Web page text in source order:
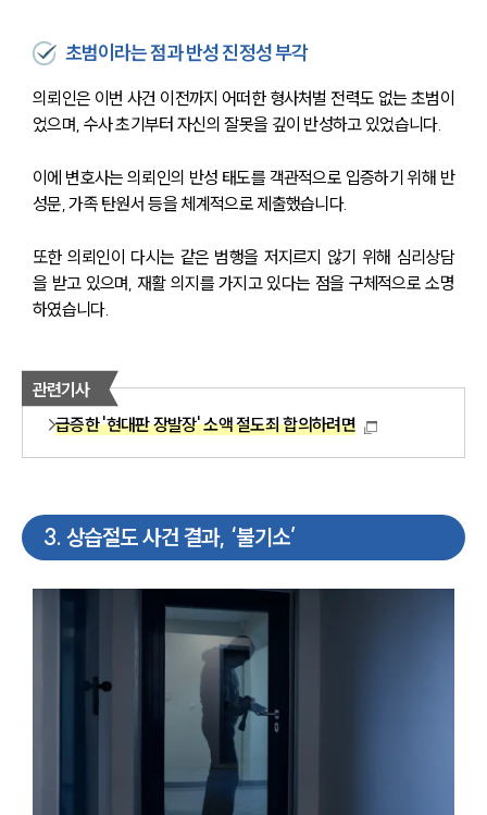
초범이라는 점과 반성 진정성 부각
의뢰인은 이번 사건 이전까지 어떠한 형사처벌 전력도 없는 초범이
었으며, 수사 초기부터 자신의 잘못을 깊이 반성하고 있었습니다.
이에 변호사는 의뢰인의 반성 태도를 객관적으로 입증하기 위해 반
성문, 가족 탄원서 등을 체계적으로 제출했습니다.
또한 의뢰인이 다시는 같은 범행을 저지르지 않기 위해 심리상담
을 받고 있으며, 재활 의지를 가지고 있다는 점을 구체적으로 소명
하였습니다.
관련기사
급증한 '현대판 장발장' 소액 절도죄 합의하려면
3. 상습절도 사건 결과, ‘불기소’